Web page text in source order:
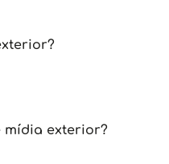
mídia exterior?